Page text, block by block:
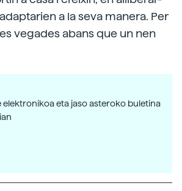
a la seva manera. Per
vegades abans que un nen
elektronikoa eta jaso asteroko buletina